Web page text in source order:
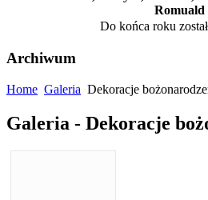
Romuald
Do końca roku
Archiwum
Home Galeria Dekoracje
Galeria - Dekoracje